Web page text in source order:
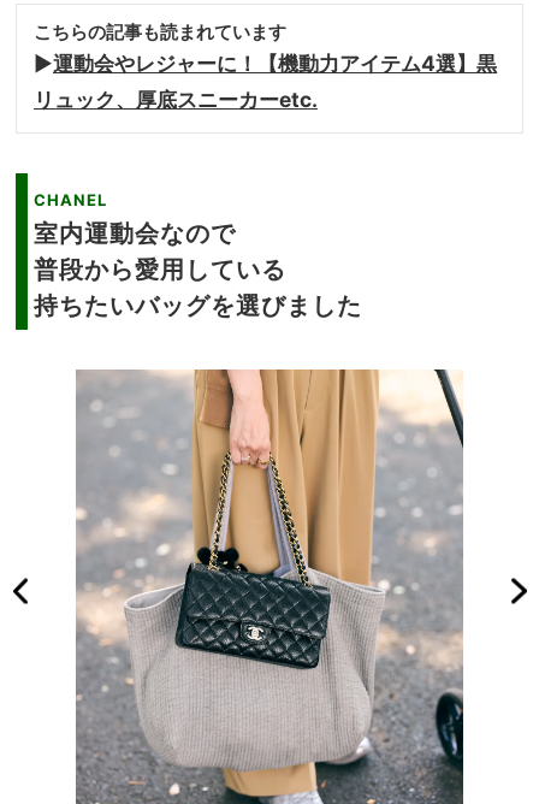
こちらの記事も読まれています
▶︎運動会やレジャーに！【機動力アイテム4選】黒
リュック、厚底スニーカーetc.
CHANEL
室内運動会なので
普段から愛用している
持ちたいバッグを選びました